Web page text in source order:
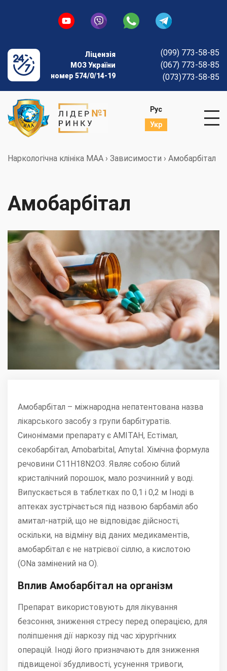
Ліцензія
МОЗ України
номер 574/0/14-19
(099) 773-58-85
(067) 773-58-85
(073)773-58-85
Рус
Укр
Наркологічна клініка МАА › Зависимости › Амобарбітал
Амобарбітал
Амобарбітал – міжнародна непатентована назва
лікарського засобу з групи барбітуратів.
Синонімами препарату є АМІТАН, Естімал,
секобарбітал, Amobarbital, Amytal. Хімічна формула
речовини C11H18N2O3. Являє собою білий
кристалічний порошок, мало розчинний у воді.
Випускається в таблетках по 0,1 і 0,2 м Іноді в
аптеках зустрічається під назвою барбаміл або
амитал-натрій, що не відповідає дійсності,
оскільки, на відміну від даних медикаментів,
амобарбітал є не натрієвої сіллю, а кислотою
(ОNa замінений на О).
Вплив Амобарбітал на організм
Препарат використовують для лікування
безсоння, зниження стресу перед операцією, для
поліпшення дії наркозу під час хірургічних
операцій. Іноді його призначають для зниження
підвищеної збудливості, усунення тривоги,